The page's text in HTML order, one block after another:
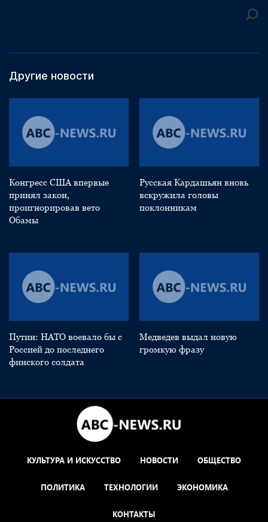
Другие новости
Конгресс США впервые
принял закон,
проигнорировав вето
Обамы
Русская Кардашьян вновь
вскружила головы
поклонникам
Путин: НАТО воевало бы с
Россией до последнего
финского солдата
Медведев выдал новую
громкую фразу
КУЛЬТУРА И ИСКУССТВО НОВОСТИ ОБЩЕСТВО
ПОЛИТИКА ТЕХНОЛОГИИ ЭКОНОМИКА
КОНТАКТЫ